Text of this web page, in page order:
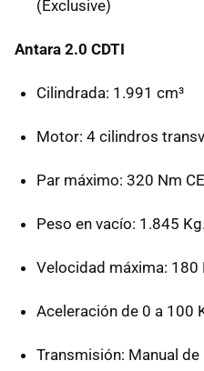
(Exclusive)
Antara 2.0 CDTI
Cilindrada: 1.991 cm³
Motor: 4 cilindros
Par máximo: 320 Nm
Peso en vacío: 1.845 Kg.
Velocidad máxima: 180
Aceleración de 0 a 100
Transmisión: Manual